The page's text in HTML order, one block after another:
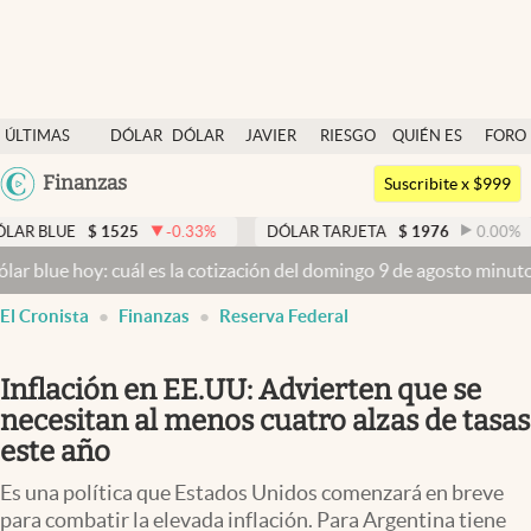
ÚLTIMAS
NOTICIAS
DÓLAR
DÓLAR
JAVIER
RIESGO
QUIÉN ES
QUIÉN
FORO
Argentina
México
Finanzas
Dólar
Members
Economía y Política
Finanzas y Mercados
Mercados Online
Columnistas
Otras secciones
Apertura
Suscribite x $999
1525 -0.33% DÓLAR TARJETA $ 1976 0.00 % DÓLAR
es la cotización del domingo 9 de agosto minuto a minuto
El Cronista Finanzas Reserva Federal
Inflación en EE.UU: Advierten que se
necesitan al menos cuatro alzas de tasas
este año
Es una política que Estados Unidos comenzará en breve
para combatir la elevada inflación. Para Argentina tiene